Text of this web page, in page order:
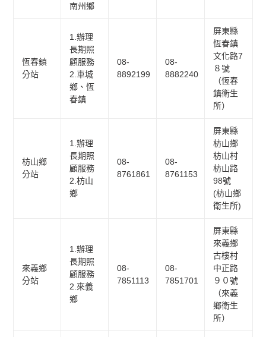
南州鄉
恆春鎮
分站
1.辦理
長期照
顧服務
2.車城
鄉、恆
春鎮
08-
8892199
08-
8882240
屏東縣
恆春鎮
文化路7
８號
（恆春
鎮衛生
所）
枋山鄉
分站
1.辦理
長期照
顧服務
2.枋山
鄉
08-
8761861
08-
8761153
屏東縣
枋山鄉
枋山村
枋山路
98號
(枋山鄉
衛生所)
來義鄉
分站
1.辦理
長期照
顧服務
2.來義
鄉
08-
7851113
08-
7851701
屏東縣
來義鄉
古樓村
中正路
９０號
（來義
鄉衛生
所）